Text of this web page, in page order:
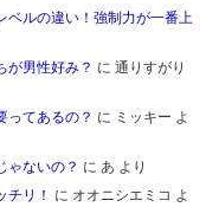
ベルの違い！強制力が一番上
が男性好み？ に通りすがり
ってあるの？ に ミッキー よ
ゃないの？ にあ より
チリ！
に オオニシエミコ よ